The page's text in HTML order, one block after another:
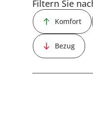
Filtern Sie
Komfort
Bezug